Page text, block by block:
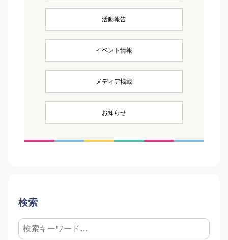
活動報告
イベント情報
メディア掲載
お知らせ
検索